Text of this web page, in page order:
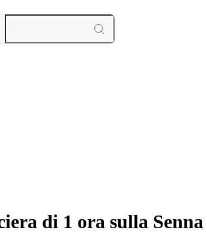
di 1 ora sulla Senna